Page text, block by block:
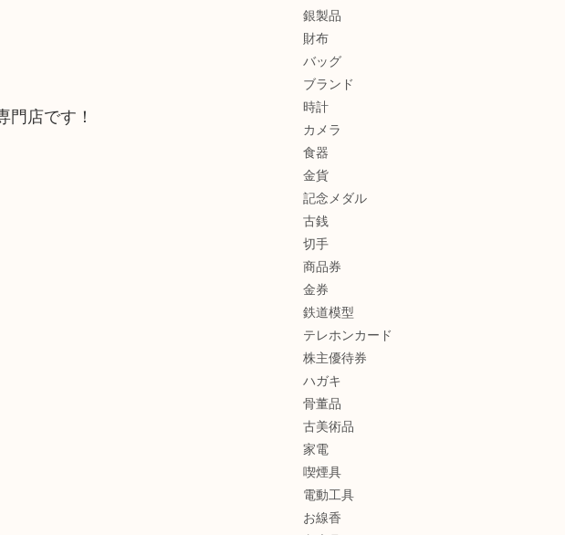
店です！
銀製品
財布
バッグ
ブランド
時計
カメラ
食器
金貨
記念メダル
古銭
切手
商品券
金券
鉄道模型
テレホンカード
株主優待券
ハガキ
骨董品
古美術品
家電
喫煙具
電動工具
お線香